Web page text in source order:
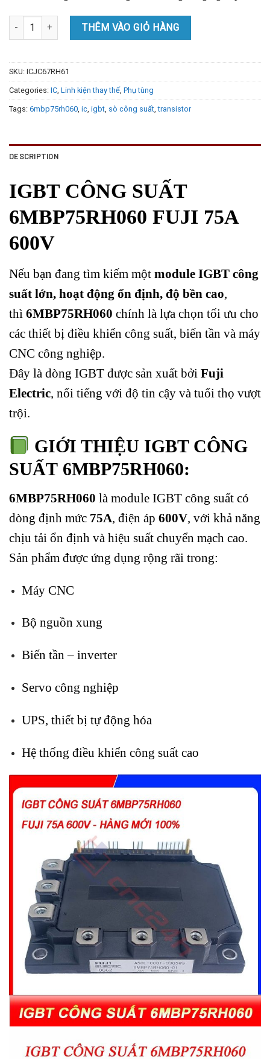
IGBT CÔNG SUẤT 6MBP75RH060 FUJI 75A 600V quantity
THÊM VÀO GIỎ HÀNG
SKU: ICJC67RH61
Categories: IC Linh kiện thay thế Phụ tùng
Tags: 6mbp75rh060 ic igbt sò công suất ,transistor
DESCRIPTION
IGBT CÔNG SUẤT
6MBP75RH060 FUJI 75A
600V
Nếu bạn đang tìm kiếm một module IGBT công
suất lớn, hoạt động ổn định, độ bền cao
thì 6MBP75RH060 chính là lựa chọn tối ưu cho
các thiết bị điều khiển công suất, biến tần và máy
CNC công nghiệp.
Đây là dòng IGBT được sản xuất bởi Fuji
Electric , nổi tiếng với độ tin cậy và tuổi thọ vượt
trội.
GIỚI THIỆU IGBT CÔNG
SUẤT 6MBP75RH060:
6MBP75RH060 là module IGBT công suất có
dòng định mức 75A, điện áp 600V, với khả năng
chịu tải ổn định và hiệu suất chuyển mạch cao.
Sản phẩm được ứng dụng rộng rãi trong:
Máy CNC
Bộ nguồn xung
Biến tần – inverter
Servo công nghiệp
UPS, thiết bị tự động hóa
Hệ thống điều khiển công suất cao